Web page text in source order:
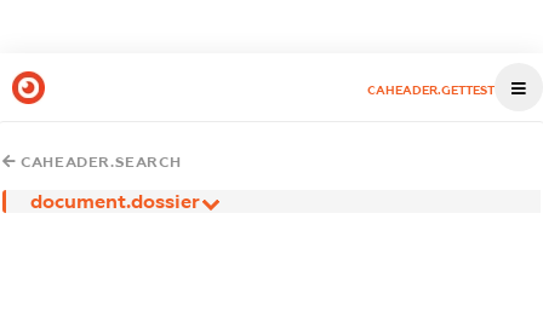
CAHEADER.GETTEST
CAHEADER.SEARCH
document.dossier